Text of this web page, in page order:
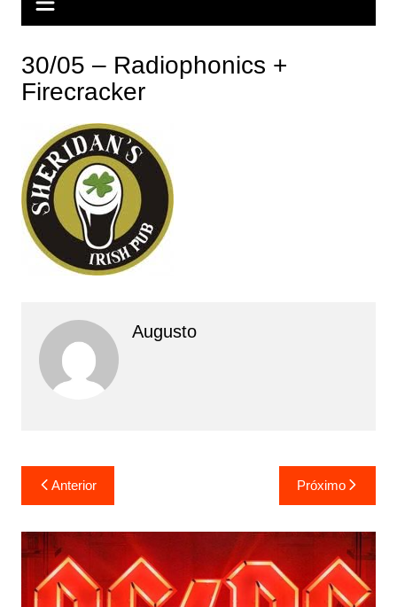
30/05 – Radiophonics +
Firecracker
Augusto
Navegação
de
Post
Anterior Próximo